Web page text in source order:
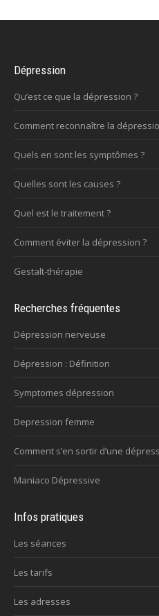
Dépression
Qu’est ce que la dépression ?
Comment reconnaître la
Quels en sont les symptômes ?
Quelles sont les causes ?
Quel est le traitement ?
Comment éviter la dépression ?
Gestalt-thérapie
Recherches fréquentes
Dépression nerveuse
Dépression : Définition
Symptomes dépression
Depression femme
Comment s’en sortir d’une
Maniaco Dépressive
Infos pratiques
Les séances
Les tarifs
Les adresses